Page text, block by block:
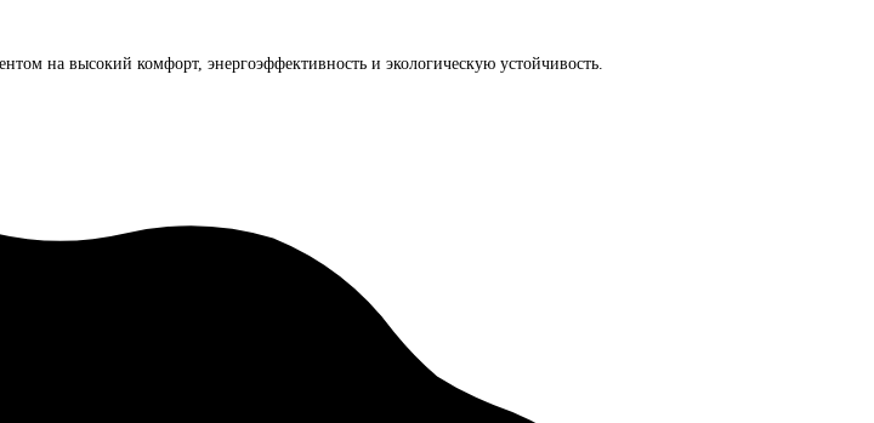
на высокий комфорт, энергоэффективность и экологическую устойчивость.